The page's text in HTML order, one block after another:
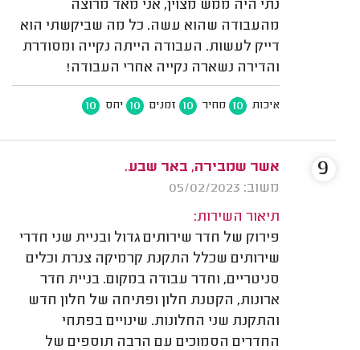
נתי היה ממש מצוין, אני מאד מרוצה
מהעבודה שהוא עשה. כל מה שביקשתי הוא
דייק לעשות. העבודה הייתה נקייה ומסודרת
והדירה נשארה נקייה אחרי העבודה!
איכות 10 מחיר 10 זמנים 10 יחס 10
אשר שמבירה, באר שבע.
משוב: 05/02/2023
תיאור השירות:
פירוק של חדר שירותים גדול ובניית שני חדרי
שירותים שכלל התקנת קרמיקה צנרת וכלים
סניטריים, וחדר עבודה במקום. בניית חדר
ארונות, הקטנת חלון ופתיחה של חלון חדש
והתקנת שני החלונות. שינויים בפתחי
החדרים הסמוכים עם הרבה תוספים של
9